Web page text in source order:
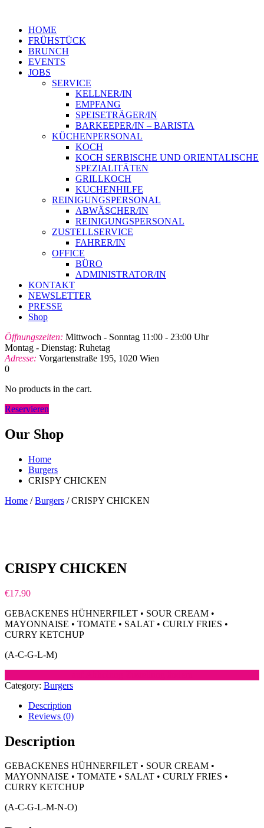
HOME
FRÜHSTÜCK
BRUNCH
EVENTS
JOBS
SERVICE
KELLNER/IN
EMPFANG
SPEISETRÄGER/IN
BARKEEPER/IN – BARISTA
KÜCHENPERSONAL
KOCH
KOCH SERBISCHE UND ORIENTALISCHE
SPEZIALITÄTEN
GRILLKOCH
KUCHENHILFE
REINIGUNGSPERSONAL
ABWÄSCHER/IN
REINIGUNGSPERSONAL
ZUSTELLSERVICE
FAHRER/IN
OFFICE
BÜRO
ADMINISTRATOR/IN
KONTAKT
NEWSLETTER
PRESSE
Shop
Öffnungszeiten: Mittwoch - Sonntag 11:00 - 23:00 Uhr
Montag - Dienstag: Ruhetag
Adresse: Vorgartenstraße 195, 1020 Wien
0
No products in the cart.
Reservieren
Our Shop
Home
Burgers
CRISPY CHICKEN
Home /Burgers / CRISPY CHICKEN
CRISPY CHICKEN
€17.90
GEBACKENES HÜHNERFILET • SOUR CREAM •
MAYONNAISE • TOMATE • SALAT • CURLY FRIES •
CURRY KETCHUP
(A-C-G-L-M)
Category: Burgers
Description
Reviews (0)
Description
GEBACKENES HÜHNERFILET • SOUR CREAM •
MAYONNAISE • TOMATE • SALAT • CURLY FRIES •
CURRY KETCHUP
(A-C-G-L-M-N-O)